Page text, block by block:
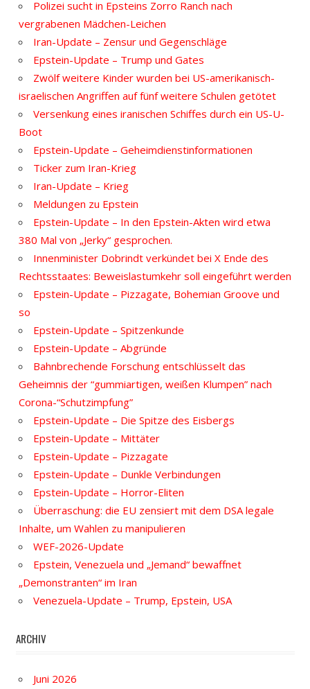
Polizei sucht in Epsteins Zorro Ranch nach
vergrabenen Mädchen-Leichen
Iran-Update – Zensur und Gegenschläge
Epstein-Update – Trump und Gates
Zwölf weitere Kinder wurden bei US-amerikanisch-
israelischen Angriffen auf fünf weitere Schulen getötet
Versenkung eines iranischen Schiffes durch ein US-U-
Boot
Epstein-Update – Geheimdienstinformationen
Ticker zum Iran-Krieg
Iran-Update – Krieg
Meldungen zu Epstein
Epstein-Update – In den Epstein-Akten wird etwa
380 Mal von „Jerky“ gesprochen.
Innenminister Dobrindt verkündet bei X Ende des
Rechtsstaates: Beweislastumkehr soll eingeführt werden
Epstein-Update – Pizzagate, Bohemian Groove und
so
Epstein-Update – Spitzenkunde
Epstein-Update – Abgründe
Bahnbrechende Forschung entschlüsselt das
Geheimnis der “gummiartigen, weißen Klumpen” nach
Corona-“Schutzimpfung”
Epstein-Update – Die Spitze des Eisbergs
Epstein-Update – Mittäter
Epstein-Update – Pizzagate
Epstein-Update – Dunkle Verbindungen
Epstein-Update – Horror-Eliten
Überraschung: die EU zensiert mit dem DSA legale
Inhalte, um Wahlen zu manipulieren
WEF-2026-Update
Epstein, Venezuela und „Jemand“ bewaffnet
„Demonstranten“ im Iran
Venezuela-Update – Trump, Epstein, USA
ARCHIV
Juni 2026